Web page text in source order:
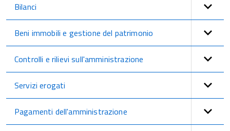
Bilanci
Beni immobili e gestione del patrimonio
Controlli e rilievi sull'amministrazione
Servizi erogati
Pagamenti dell'amministrazione